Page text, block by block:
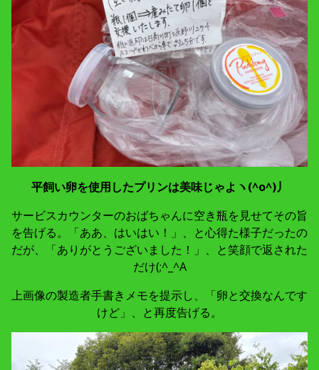
平飼い卵を使用したプリンは美味じゃよヽ(^o^)丿
サービスカウンターのおばちゃんに空き瓶を見せてその旨
を告げる。「ああ、はいはい！」、と心得た様子だったの
だが、「ありがとうございました！」、と笑顔で返された
だけ(;^_^A
上画像の製造者手書きメモを提示し、「卵と交換なんです
けど」、と再度告げる。